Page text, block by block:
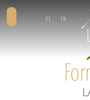
DE EN